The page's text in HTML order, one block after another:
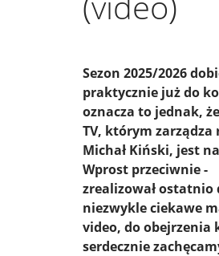
Sezon 2025/2026
praktycznie już do
oznacza to jednak,
TV, którym
Michał Kiński, jest
Wprost przeciwnie -
zrealizował ostatnio
niezwykle ciekawe
video, do obejrzenia
serdecznie